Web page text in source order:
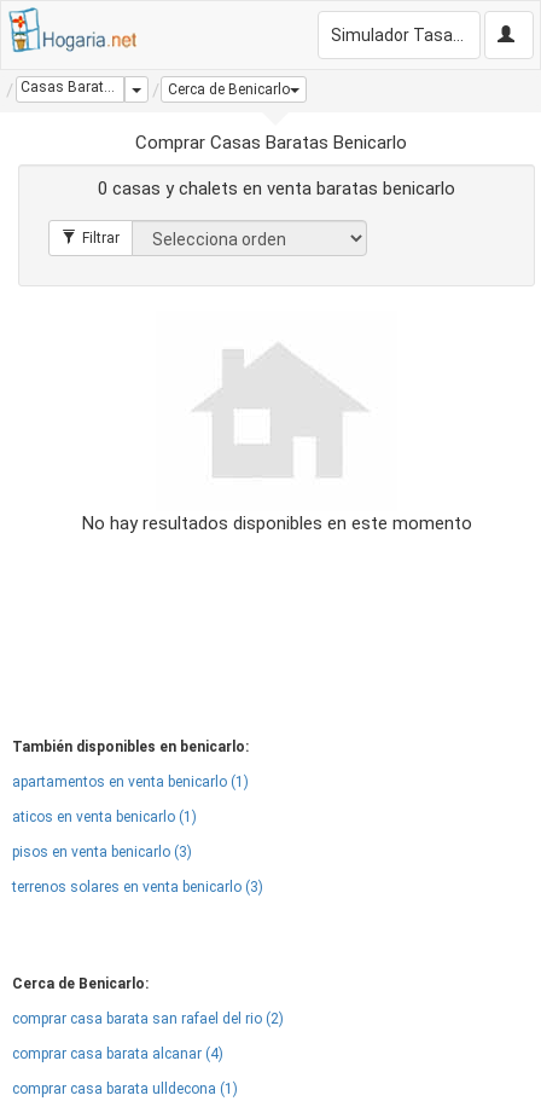
Casas Baratas Benicarlo Dropdown
Cerca de Benicarlo
Comprar Casas Baratas Benicarlo
0 casas y chalets en venta baratas benicarlo
No hay resultados disponibles en este momento
También disponibles en benicarlo:
apartamentos en venta benicarlo (1)
aticos en venta benicarlo (1)
pisos en venta benicarlo (3)
terrenos solares en venta benicarlo (3)
Cerca de Benicarlo:
comprar casa barata san rafael del rio (2)
comprar casa barata alcanar (4)
comprar casa barata ulldecona (1)